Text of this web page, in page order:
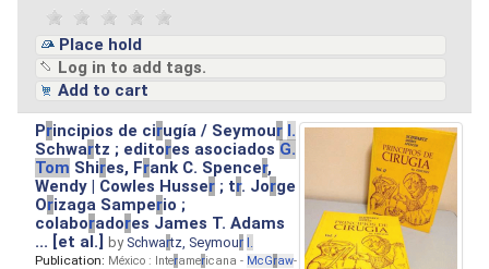
Place hold
Log in to add tags.
Add to cart
Principios de cirugía / Seymour I.
Schwartz ; editores asociados G.
Tom Shires, Frank C. Spencer,
Wendy | Cowles Husser ; tr. Jorge
Orizaga Samperio ;
colaboradores James T. Adams
... [et al.]by Schwartz, Seymour I.
Publication: México : Interamericana - McGraw-